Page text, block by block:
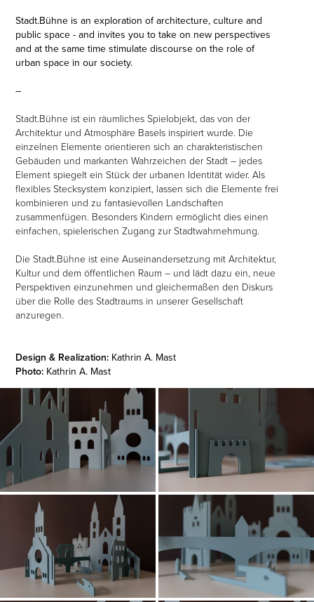
Stadt.Bühne is an exploration of architecture, culture and
public space - and invites you to take on new perspectives
and at the same time stimulate discourse on the role of
urban space in our society.
–
Stadt.Bühne ist ein räumliches Spielobjekt, das von der
Architektur und Atmosphäre Basels inspiriert wurde. Die
einzelnen Elemente orientieren sich an charakteristischen
Gebäuden und markanten Wahrzeichen der Stadt – jedes
Element spiegelt ein Stück der urbanen Identität wider. Als
flexibles Stecksystem konzipiert, lassen sich die Elemente frei
kombinieren und zu fantasievollen Landschaften
zusammenfügen. Besonders Kindern ermöglicht dies einen
einfachen, spielerischen Zugang zur Stadtwahrnehmung.
Die Stadt.Bühne ist eine Auseinandersetzung mit Architektur,
Kultur und dem öffentlichen Raum – und lädt dazu ein, neue
Perspektiven einzunehmen und gleichermaßen den Diskurs
über die Rolle des Stadtraums in unserer Gesellschaft
anzuregen.
Design & Realization: Kathrin A. Mast
Photo: Kathrin A. Mast